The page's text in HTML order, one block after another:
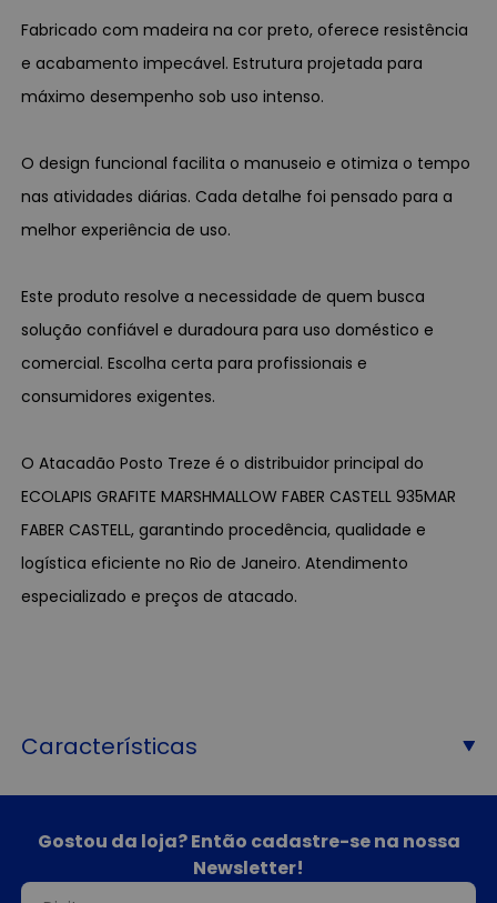
Fabricado com madeira na cor preto, oferece resistência
e acabamento impecável. Estrutura projetada para
máximo desempenho sob uso intenso.
O design funcional facilita o manuseio e otimiza o tempo
nas atividades diárias. Cada detalhe foi pensado para a
melhor experiência de uso.
Este produto resolve a necessidade de quem busca
solução confiável e duradoura para uso doméstico e
comercial. Escolha certa para profissionais e
consumidores exigentes.
O Atacadão Posto Treze é o distribuidor principal do
ECOLAPIS GRAFITE MARSHMALLOW FABER CASTELL 935MAR
FABER CASTELL, garantindo procedência, qualidade e
logística eficiente no Rio de Janeiro. Atendimento
especializado e preços de atacado.
Características
Gostou da loja? Então cadastre-se na nossa
Newsletter!